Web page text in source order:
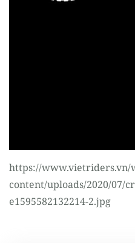
https://www.vietriders.vn/
content/uploads/2020/07/
e1595582132214-2.jpg